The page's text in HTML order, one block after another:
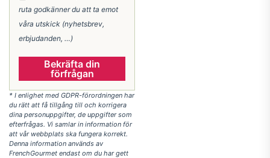
ruta godkänner du att ta emot
våra utskick (nyhetsbrev,
erbjudanden, …)
Bekräfta din
förfrågan
* I enlighet med GDPR-förordningen har
du rätt att få tillgång till och korrigera
dina personuppgifter, de uppgifter som
efterfrågas. Vi samlar in information för
att vår webbplats ska fungera korrekt.
Denna information används av
FrenchGourmet endast om du har gett